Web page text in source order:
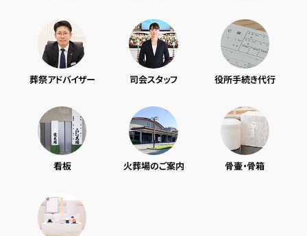
葬祭アドバイザー 司会スタッフ 役所手続き代行
看板 火葬場のご案内 骨壷・骨箱